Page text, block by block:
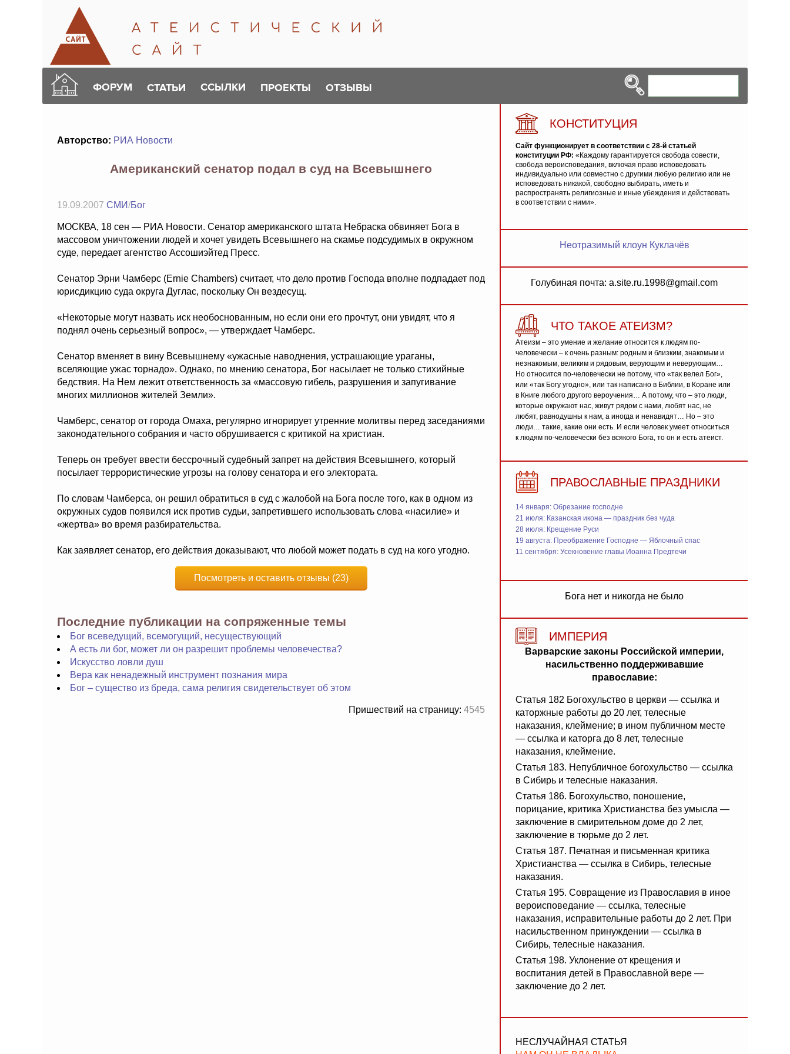
ФОРУМ СТАТЬИ ССЫЛКИ ПРОЕКТЫ ОТЗЫВЫ
Авторство: РИА Новости
Американский сенатор подал в суд на Всевышнего
19.09.2007 СМИ/Бог
МОСКВА, 18 сен — РИА Новости. Сенатор американского штата Небраска обвиняет Бога в
массовом уничтожении людей и хочет увидеть Всевышнего на скамье подсудимых в окружном
суде, передает агентство Ассошиэйтед Пресс.
Сенатор Эрни Чамберс (Ernie Chambers) считает, что дело против Господа вполне подпадает под
юрисдикцию суда округа Дуглас, поскольку Он вездесущ.
«Некоторые могут назвать иск необоснованным, но если они его прочтут, они увидят, что я
поднял очень серьезный вопрос», — утверждает Чамберс.
Сенатор вменяет в вину Всевышнему «ужасные наводнения, устрашающие ураганы,
вселяющие ужас торнадо». Однако, по мнению сенатора, Бог насылает не только стихийные
бедствия. На Нем лежит ответственность за «массовую гибель, разрушения и запугивание
многих миллионов жителей Земли».
Чамберс, сенатор от города Омаха, регулярно игнорирует утренние молитвы перед заседаниями
законодательного собрания и часто обрушивается с критикой на христиан.
Теперь он требует ввести бессрочный судебный запрет на действия Всевышнего, который
посылает террористические угрозы на голову сенатора и его электората.
По словам Чамберса, он решил обратиться в суд с жалобой на Бога после того, как в одном из
окружных судов появился иск против судьи, запретившего использовать слова «насилие» и
«жертва» во время разбирательства.
Как заявляет сенатор, его действия доказывают, что любой может подать в суд на кого угодно.
Посмотреть и оставить отзывы (23)
Последние публикации на сопряженные темы
Бог всеведущий, всемогущий, несуществующий
А есть ли бог, может ли он разрешит проблемы человечества?
Искусство ловли душ
Вера как ненадежный инструмент познания мира
Бог – существо из бреда, сама религия свидетельствует об этом
Пришествий на страницу: 4545
КОНСТИТУЦИЯ
Сайт функционирует в соответствии с 28-й статьей
конституции РФ: «Каждому гарантируется свобода совести,
свобода вероисповедания, включая право исповедовать
индивидуально или совместно с другими любую религию или не
исповедовать никакой, свободно выбирать, иметь и
распространять религиозные и иные убеждения и действовать
в соответствии с ними».
Неотразимый клоун Куклачёв
Голубиная почта: a.site.ru.1998@gmail.com
ЧТО ТАКОЕ АТЕИЗМ?
Атеизм – это умение и желание относится к людям по-
человечески – к очень разным: родным и близким, знакомым и
незнакомым, великим и рядовым, верующим и неверующим…
Но относится по-человечески не потому, что «так велел Бог»,
или «так Богу угодно», или так написано в Библии, в Коране или
в Книге любого другого вероучения… А потому, что – это люди,
которые окружают нас, живут рядом с нами, любят нас, не
любят, равнодушны к нам, а иногда и ненавидят… Но – это
люди… такие, какие они есть. И если человек умеет относиться
к людям по-человечески без всякого Бога, то он и есть атеист.
ПРАВОСЛАВНЫЕ ПРАЗДНИКИ
14 января: Обрезание господне
21 июля: Казанская икона — праздник без чуда
28 июля: Крещение Руси
19 августа: Преображение Господне — Яблочный спас
11 сентября: Усекновение главы Иоанна Предтечи
Бога нет и никогда не было
ИМПЕРИЯ
Варварские законы Российской империи,
насильственно поддерживавшие
православие:
Статья 182 Богохульство в церкви — ссылка и
каторжные работы до 20 лет, телесные
наказания, клеймение; в ином публичном месте
— ссылка и каторга до 8 лет, телесные
наказания, клеймение.
Статья 183. Непубличное богохульство — ссылка
в Сибирь и телесные наказания.
Статья 186. Богохульство, поношение,
порицание, критика Христианства без умысла —
заключение в смирительном доме до 2 лет,
заключение в тюрьме до 2 лет.
Статья 187. Печатная и письменная критика
Христианства — ссылка в Сибирь, телесные
наказания.
Статья 195. Совращение из Православия в иное
вероисповедание — ссылка, телесные
наказания, исправительные работы до 2 лет. При
насильственном принуждении — ссылка в
Сибирь, телесные наказания.
Статья 198. Уклонение от крещения и
воспитания детей в Православной вере —
заключение до 2 лет.
НЕСЛУЧАЙНАЯ СТАТЬЯ